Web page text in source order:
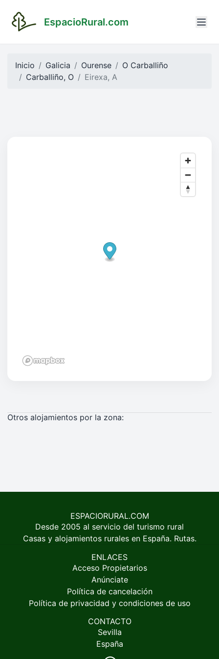
EspacioRural.com
Inicio Galicia Ourense
O Carballiño
Carballiño, O
Eirexa, A
Otros alojamientos por la zona:
ESPACIORURAL.COM
Desde 2005 al servicio del turismo rural
Casas y alojamientos rurales en España. Rutas.
ENLACES
Acceso Propietarios
Anúnciate
Política de cancelación
Política de privacidad y condiciones de uso
CONTACTO
Sevilla
España